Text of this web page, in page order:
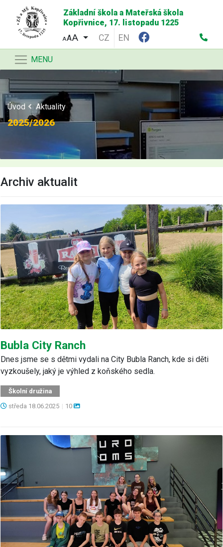
Základní škola a Mateřská škola
Kopřivnice, 17. listopadu 1225
AA CZ EN
MENU
Úvod Aktuality
2025/2026
Archiv aktualit
Bubla City Ranch
Dnes jsme se s dětmi vydali na City Bubla Ranch, kde si děti
vyzkoušely, jaký je výhled z koňského sedla.
Školní družina
středa 18.06.2025 | 10